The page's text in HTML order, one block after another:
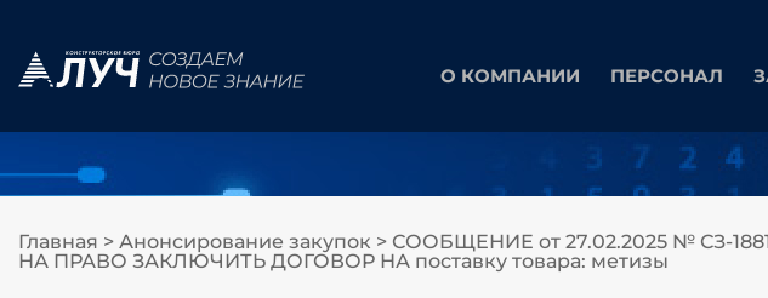
О КОМПАНИИ ПЕРСОНАЛ
Главная > Анонсирование закупок > СООБЩЕНИЕ от 27.02.2025 № СЗ-
НА ПРАВО ЗАКЛЮЧИТЬ ДОГОВОР НА поставку товара: метизы